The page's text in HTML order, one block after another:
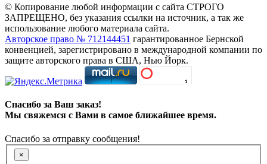
© Копирование любой информации с сайта СТРОГО
ЗАПРЕЩЕНО, без указания ссылки на источник, а так же
использование любого материала сайта.
Авторское право № 712144451 гарантированное Бернской
конвенцией, зарегистрировано в международной компании по
защите авторского права в США, Нью Йорк.
Спасибо за Ваш заказ!
Мы свяжемся с Вами в самое ближайшее время.
Спасибо за отправку сообщения!
×